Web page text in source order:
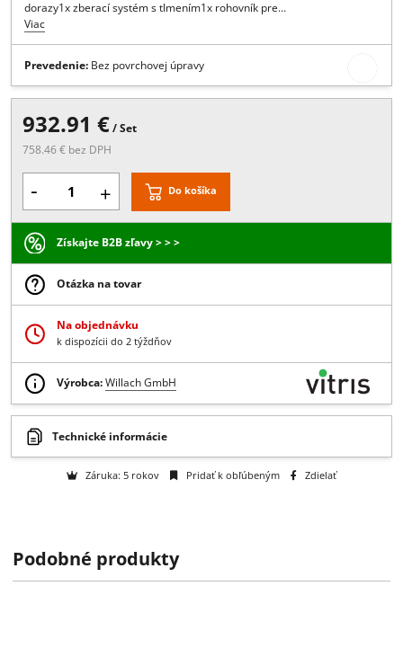
Popis:Kompletná sada vozíkov a príslušenstva namontáž druhého
ďaľšieho posuvného krídlasystému Portavant 150 Multiline s
tlmenýchdovieraním a doťahom so zberacím systémom., Systém
obsahuje:2x výškovo-nastaviteľné vozíky2x systém tlmeného
dovierania s doťahomdverí do koncovej polohy2x pevné koncové
dorazy1x zberací systém s tlmením1x rohovník pre…
Viac
932.91 €
758.46 € bez DPH
- + Do košíka
Získajte B2B zľavy > > >
Otázka na tovar
Na objednávku
k dispozícii do 2 týždňov
Podobné produkty